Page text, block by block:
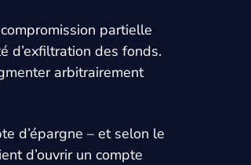
partielle
d’exfiltration des fonds.
arbitrairement
d’épargne – et selon le
d’ouvrir un compte